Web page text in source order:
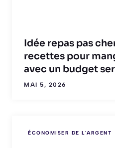
Idée repas pas
recettes pour
avec un budget
MAI 5, 2026
ÉCONOMISER DE L'ARGENT